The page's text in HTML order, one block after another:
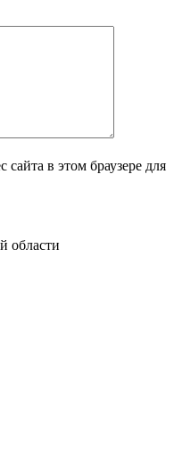
в этом браузере для
области